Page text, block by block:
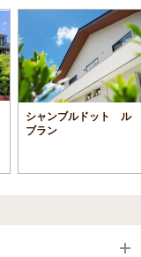
シャンブルドット ル
ブラン